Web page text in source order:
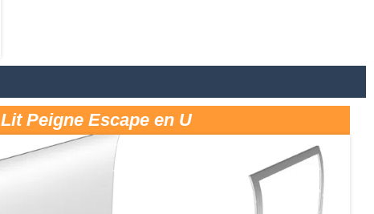
Lit Peigne Escape en U